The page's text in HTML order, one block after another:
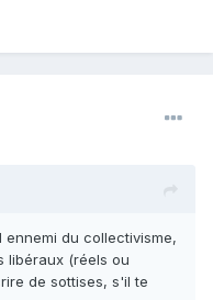
ennemi du collectivisme,
libéraux (réels ou
de sottises, s'il te